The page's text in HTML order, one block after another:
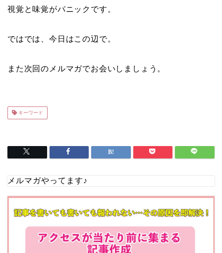
視覚と味覚がパニックです。
ではでは、今日はこの辺で。
また次回のメルマガでお会いしましょう。
キーワード
メルマガやってます♪